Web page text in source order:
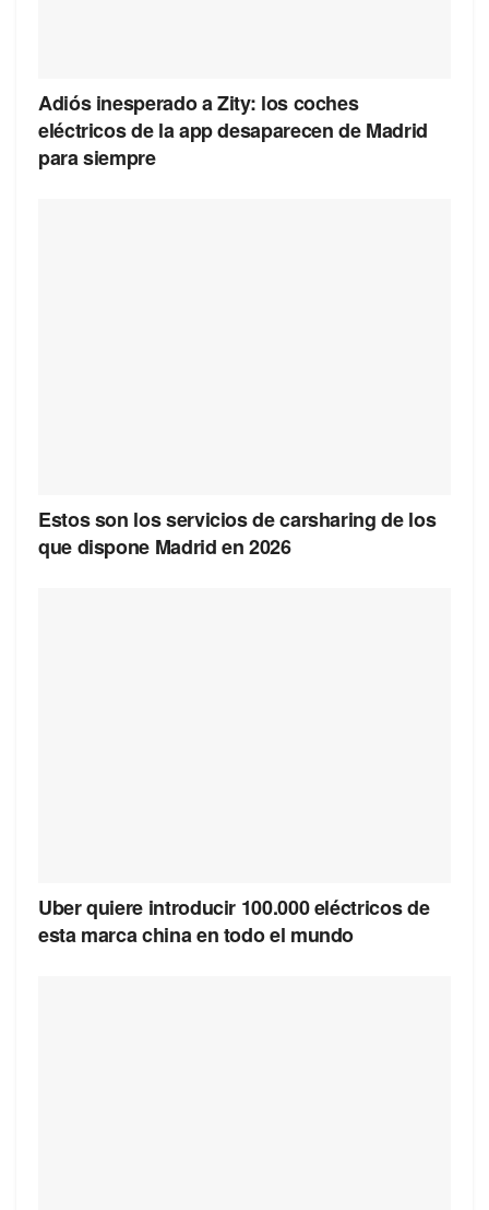
Adiós inesperado a Zity: los coches
eléctricos de la app desaparecen de Madrid
para siempre
Estos son los servicios de carsharing de los
que dispone Madrid en 2026
Uber quiere introducir 100.000 eléctricos de
esta marca china en todo el mundo